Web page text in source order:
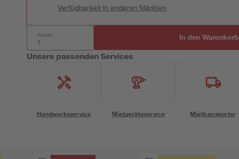
Verfügbarkeit in anderen Märkten
Anzahl: In den Warenkorb
Unsere passenden Services
Handwerksservice Mietgeräteservice Miettransporter